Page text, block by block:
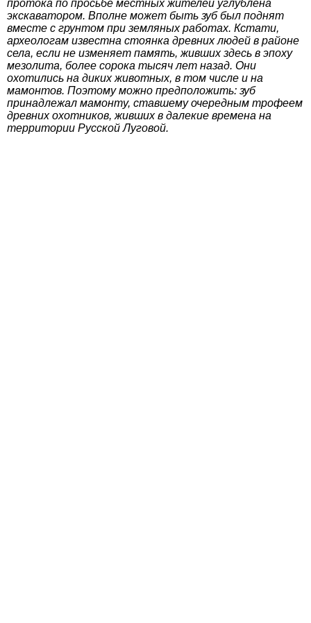
протока по просьбе местных жителей углублена
экскаватором. Вполне может быть зуб был поднят
вместе с грунтом при земляных работах. Кстати,
археологам известна стоянка древних людей в районе
села, если не изменяет память, живших здесь в эпоху
мезолита, более сорока тысяч лет назад. Они
охотились на диких животных, в том числе и на
мамонтов. Поэтому можно предположить: зуб
принадлежал мамонту, ставшему очередным трофеем
древних охотников, живших в далекие времена на
территории Русской Луговой.